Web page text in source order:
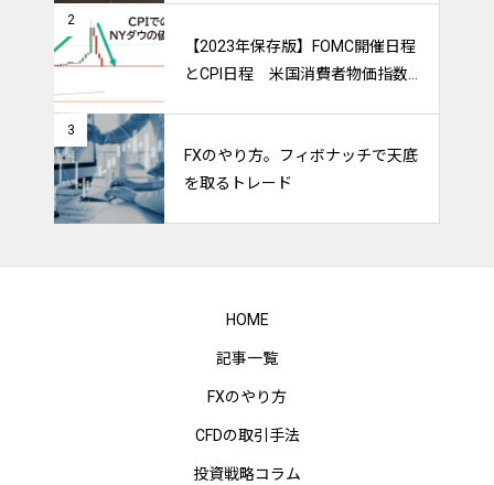
2
【2023年保存版】FOMC開催日程
とCPI日程 米国消費者物価指数
3
FXのやり方。フィボナッチで天底
を取るトレード
HOME
記事一覧
FXのやり方
CFDの取引手法
投資戦略コラム